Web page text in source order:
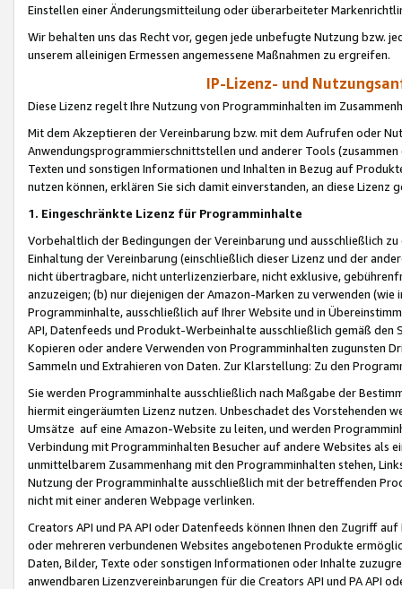
Einstellen einer Änderungsmitteilung oder überarbeiteter
Wir behalten uns das Recht vor, gegen jede unbefugte Nutzung bzw.
unserem alleinigen Ermessen angemessene Maßnahmen zu ergreifen.
IP-Lizenz- und
Diese Lizenz regelt Ihre Nutzung von Programminhalten im
Mit dem Akzeptieren der Vereinbarung bzw. mit dem Aufrufen oder
Anwendungsprogrammierschnittstellen und anderer Tools (zusammen
Texten und sonstigen Informationen und Inhalten in Bezug auf
nutzen können, erklären Sie sich damit einverstanden, an diese Lizenz
1. Eingeschränkte Lizenz für Programminhalte
Vorbehaltlich der Bedingungen der Vereinbarung und ausschließlich
Einhaltung der Vereinbarung (einschließlich dieser Lizenz und der
nicht übertragbare, nicht unterlizenzierbare, nicht exklusive,
anzuzeigen; (b) nur diejenigen der Amazon-Marken zu verwenden
Programminhalte, ausschließlich auf Ihrer Website und in
API, Datenfeeds und Produkt-Werbeinhalte ausschließlich gemäß
Kopieren oder andere Verwenden von Programminhalten zugunsten
Sammeln und Extrahieren von Daten. Zur Klarstellung: Zu den
Sie werden Programminhalte ausschließlich nach Maßgabe der
hiermit eingeräumten Lizenz nutzen. Unbeschadet des Vorstehenden
Umsätze auf eine Amazon-Website zu leiten, und werden
Verbindung mit Programminhalten Besucher auf andere Websites als
unmittelbarem Zusammenhang mit den Programminhalten stehen,
Nutzung der Programminhalte ausschließlich mit der betreffenden
nicht mit einer anderen Webpage verlinken.
Creators API und PA API oder Datenfeeds können Ihnen den Zugriff
oder mehreren verbundenen Websites angebotenen Produkte
Daten, Bilder, Texte oder sonstigen Informationen oder Inhalte
anwendbaren Lizenzvereinbarungen für die Creators API und PA API